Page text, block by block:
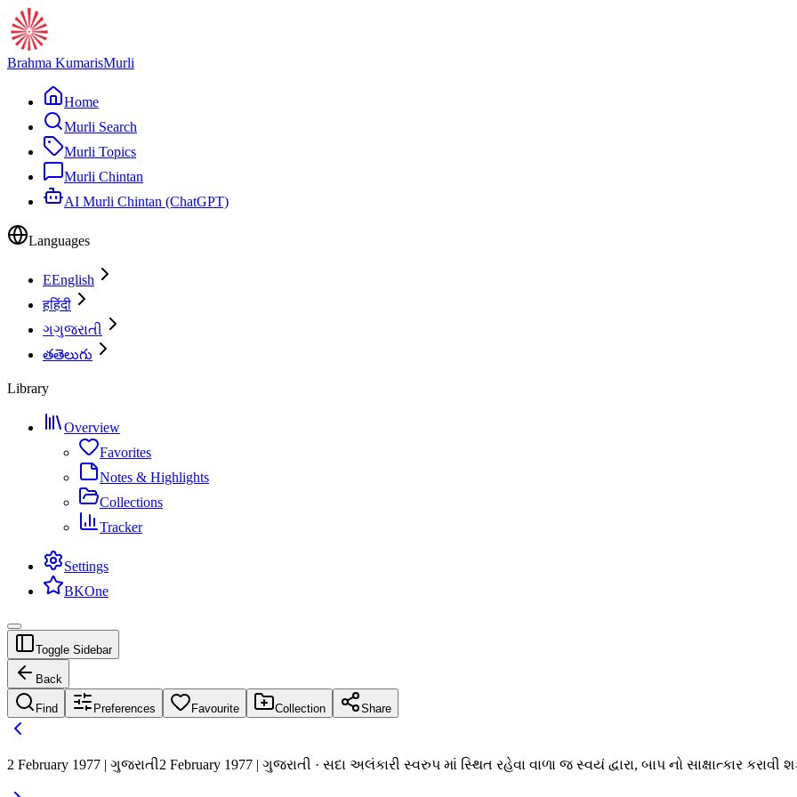
Brahma KumarisMurli
Home
Murli Search
Murli Topics
Murli Chintan
AI Murli Chintan (ChatGPT)
Languages
EEnglish
हहिंदी
ગગુજરાતી
తతెలుగు
Library
Overview
Favorites
Notes & Highlights
Collections
Tracker
Settings
BKOne
Toggle Sidebar
Back
Find Preferences Favourite Collection Share
2 February 1977 | ગુજરાતી2 February 1977 | ગુજરાતી · સદા અલંકારી સ્વરુપ માં સ્થિત રહેવા વાળા જ સ્વયં દ્વારા, બાપ નો સાક્ષાત્કાર કરાવી